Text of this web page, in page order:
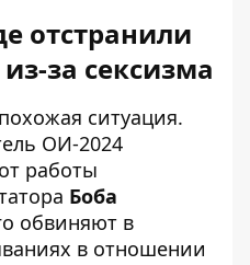
отстранили
за сексизма
ситуация.
ОИ-2024
работы
Боба
обвиняют в
в отношении